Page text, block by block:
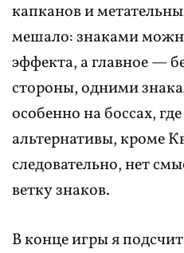
капканов и
мешало: знаками
эффекта, а главное —
стороны, одними
особенно на боссах,
альтернативы, кроме
следовательно, нет
ветку знаков.
В конце игры я